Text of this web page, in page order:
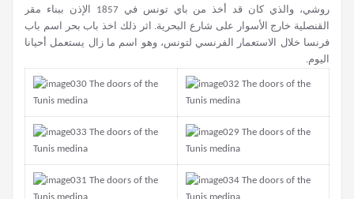
روشي، والذي كان قد أخذ من باي تونس في 1857 الإذن ببناء مقر
القنصلية خارج الأسوار على شارع البحرية. اثر ذلك اخذ باب بحر اسم باب
فرنسا خلال الاستعمار الفرنسي لتونس، وهو اسم ما زال يستعمل أحيانا
اليوم.